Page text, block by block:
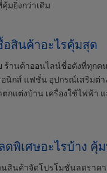
มยิ่งกว่าเดิม
อสินค้าอะไรคุ้มสุด
นค้าออนไลน์ชื่อดังที่ทุกคน
กส์ แฟชั่น อุปกรณ์เสริมต่
แต่งบ้าน เครื่องใช้ไฟฟ้า
ดพิเศษอะไรบ้าง คุ้
นสินค้าจัดโปรโมชั่นลดราค